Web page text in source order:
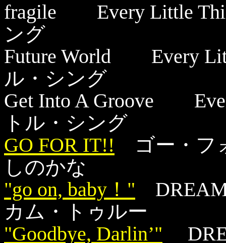
fragile Every Little
ング
Future World Every
ル・シング
Get Into A Groove
トル・シング
GO FOR IT!! ゴー・フ
しのかな
"go on, baby！"
カム・トゥルー
"Goodbye, Darlin’"